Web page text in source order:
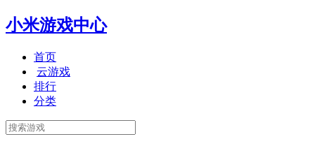
小米游戏中心
首页
云游戏
排行
分类